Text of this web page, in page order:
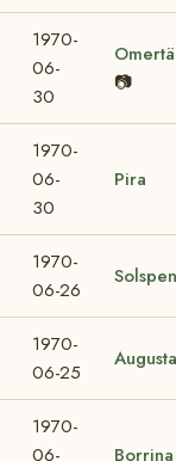
1970-
06-
30
📷
1970-
06-
30
Pira
1970-
06-26
1970-
06-25
Augusta
1970-
06-
Borrina